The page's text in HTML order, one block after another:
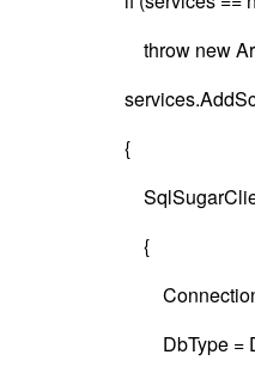
throw new
{
SqlSugarClient
{
DbType =